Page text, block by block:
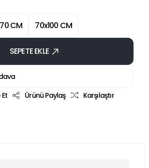
CM 70x100 CM
SEPETE EKLE
Ürünü Paylaş Karşılaştır